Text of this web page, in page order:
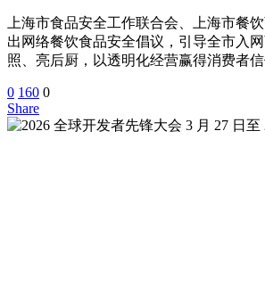
上海市食品安全工作联合会、上海市餐
出网络餐饮食品安全倡议，引导全市入
照、亮后厨，以透明化经营赢得消费者信
0 160 0
Share